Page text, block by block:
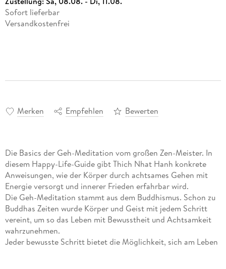
Sofort lieferbar
Versandkostenfrei
Merken Empfehlen Bewerten
Die Basics der Geh-Meditation vom großen Zen-Meister. In
diesem Happy-Life-Guide gibt Thich Nhat Hanh konkrete
Anweisungen, wie der Körper durch achtsames Gehen mit
Energie versorgt und innerer Frieden erfahrbar wird.
Die Geh-Meditation stammt aus dem Buddhismus. Schon zu
Buddhas Zeiten wurde Körper und Geist mit jedem Schritt
vereint, um so das Leben mit Bewusstheit und Achtsamkeit
wahrzunehmen.
Jeder bewusste Schritt bietet die Möglichkeit, sich am Leben